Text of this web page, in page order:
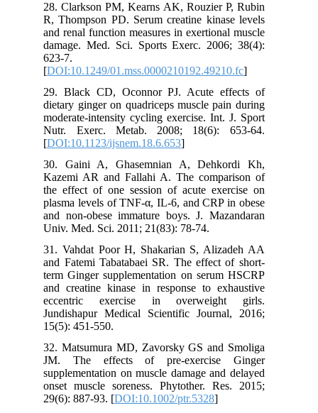
28. Clarkson PM, Kearns AK, Rouzier P, Rubin
R, Thompson PD. Serum creatine kinase levels
and renal function measures in exertional muscle
damage. Med. Sci. Sports Exerc. 2006; 38(4):
623-7.
[DOI:10.1249/01.mss.0000210192.49210.fc
29. Black CD, Oconnor PJ. Acute effects of
dietary ginger on quadriceps muscle pain during
moderate-intensity cycling exercise. Int. J. Sport
Nutr. Exerc. Metab. 2008; 18(6): 653-64.
[DOI:10.1123/ijsnem.18.6.653
30. Gaini A, Ghasemnian A, Dehkordi Kh,
Kazemi AR and Fallahi A. The comparison of
the effect of one session of acute exercise on
plasma levels of TNF-α, IL-6, and CRP in obese
and non-obese immature boys. J. Mazandaran
Univ. Med. Sci. 2011; 21(83): 78-74.
31. Vahdat Poor H, Shakarian S, Alizadeh AA
and Fatemi Tabatabaei SR. The effect of short-
term Ginger supplementation on serum HSCRP
and creatine kinase in response to exhaustive
eccentric exercise in overweight girls.
Jundishapur Medical Scientific Journal, 2016;
15(5): 451-550.
32. Matsumura MD, Zavorsky GS and Smoliga
JM. The effects of pre‐exercise Ginger
supplementation on muscle damage and delayed
onset muscle soreness. Phytother. Res. 2015;
29(6): 887-93. [DOI:10.1002/ptr.5328